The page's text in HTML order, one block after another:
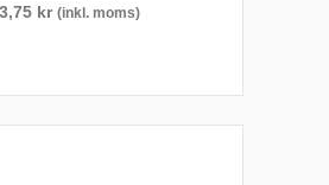
kr (inkl. moms)